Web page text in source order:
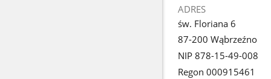
ADRES
św. Floriana 6
87-200 Wąbrzeźno
NIP 878-15-49-008
Regon 000915461